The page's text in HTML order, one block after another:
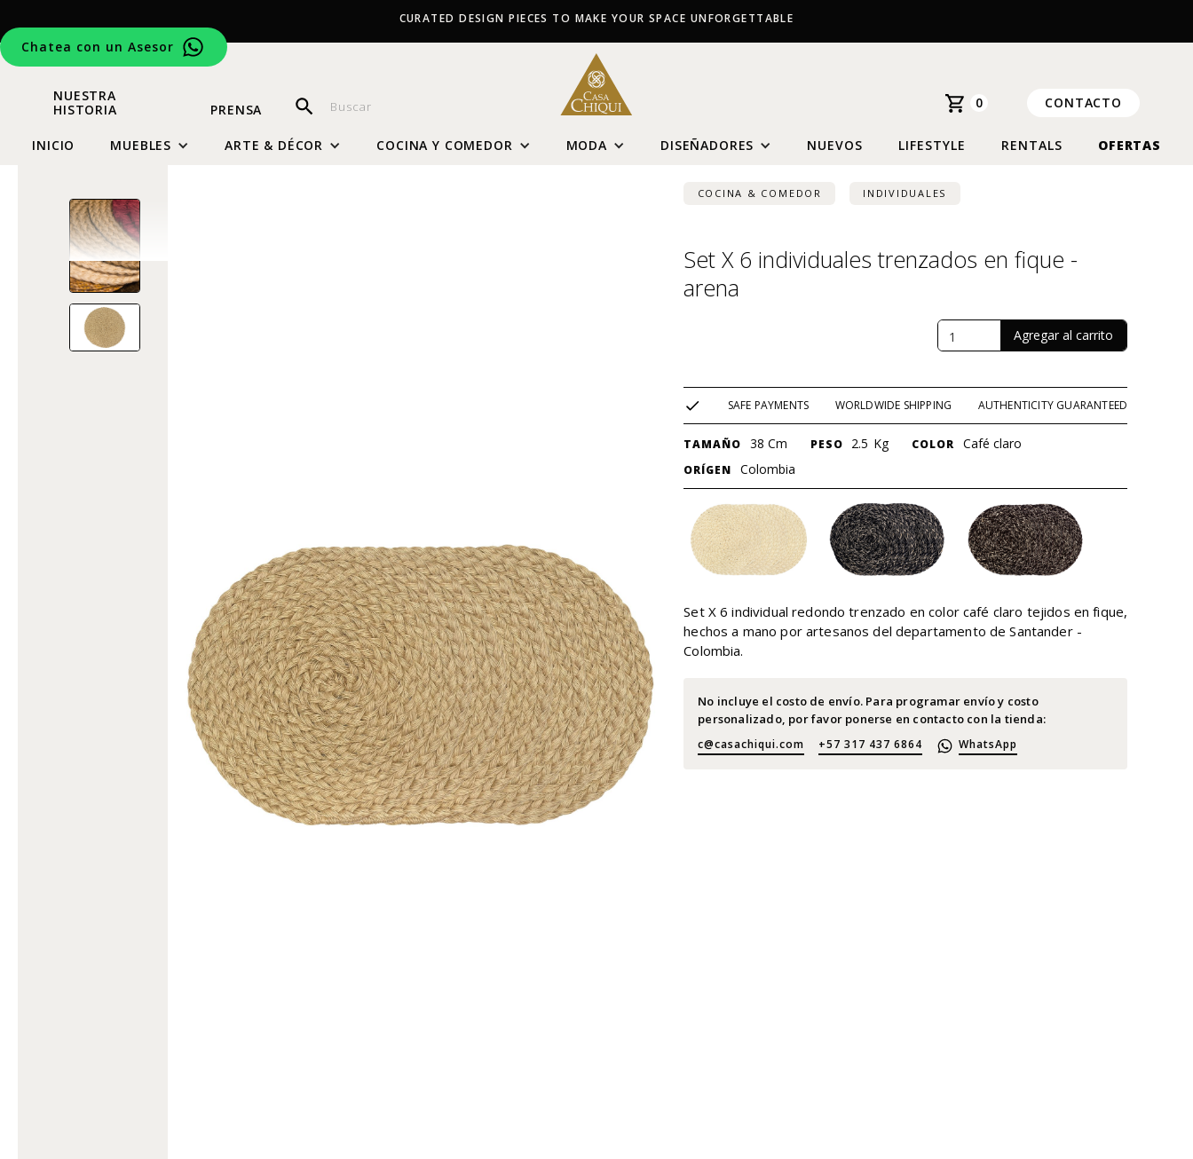
Chatea con un Asesor
CURATED DESIGN PIECES TO MAKE YOUR SPACE UNFORGETTABLE
NUESTRA
HISTORIA
PRENSA 0 CONTACTO
INICIO MUEBLES ARTE & DÉCOR COCINA Y COMEDOR MODA DISEÑADORES NUEVOS LIFESTYLE RENTALS OFERTAS
COCINA & COMEDOR INDIVIDUALES
Set X 6 individuales trenzados en fique -
arena
SAFE PAYMENTS WORLDWIDE SHIPPING AUTHENTICITY GUARANTEED
TAMAÑO 38 Cm PESO 2.5 Kg COLOR Café claro
ORÍGEN Colombia
Set X 6 individual redondo trenzado en color café claro tejidos en fique,
hechos a mano por artesanos del departamento de Santander -
Colombia.
No incluye el costo de envío. Para programar envío y costo
personalizado, por favor ponerse en contacto con la tienda:
c@casachiqui.com +57 317 437 6864 WhatsApp